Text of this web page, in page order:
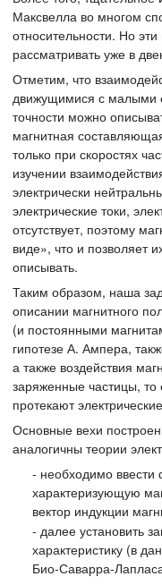
Максвелла во многом
относительности. Но
рассматривать уже в
Отметим, что
движущимися с малыми
точности можно
магнитная
только при скоростях
изучении
электрически
электрические токи,
отсутствует, поэтому
виде», что и позволяет
описывать.
Таким образом, наша
описании магнитного
(и постоянными
гипотезе А. Ампера,
а также воздействия
заряженные частицы, то
протекают
Основные вехи
аналогичны теории
- необходимо ввести
характеризующую
вектор индукции
- далее установить
характеристику (в
Био-Саварра-